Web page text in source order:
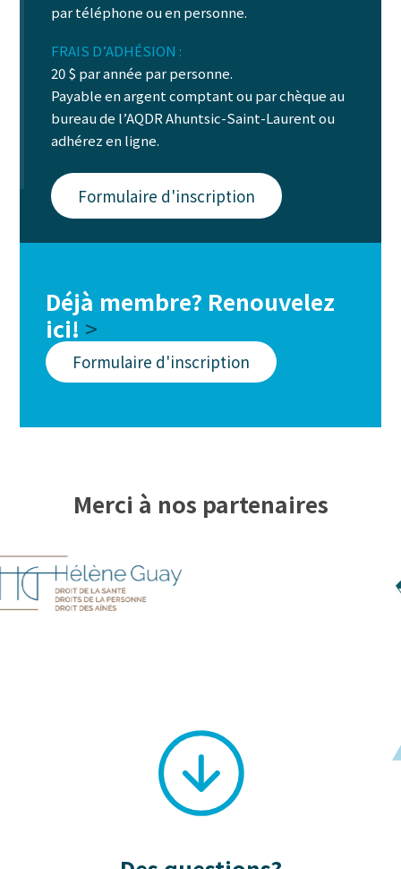
par téléphone ou en personne.
FRAIS D’ADHÉSION :
20 $ par année par personne.
Payable en argent comptant ou par chèque au
bureau de l’AQDR Ahuntsic-Saint-Laurent ou
adhérez en ligne.
Formulaire d'inscription
Déjà membre? Renouvelez
ici! >
Formulaire d'inscription
Merci à nos partenaires